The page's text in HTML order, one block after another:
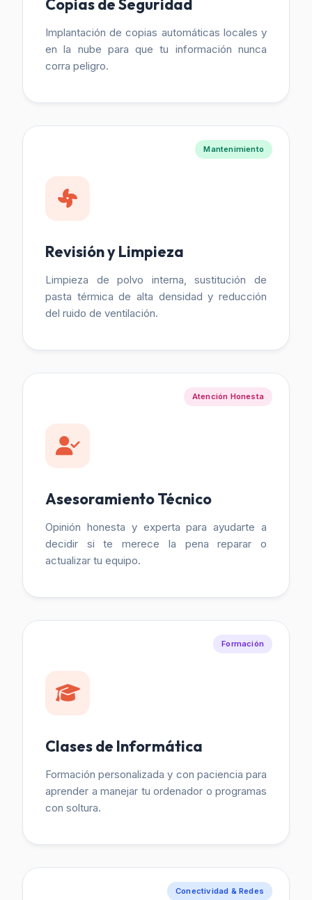
Copias de Seguridad
Implantación de copias automáticas locales y
en la nube para que tu información nunca
corra peligro.
Mantenimiento
Revisión y Limpieza
Limpieza de polvo interna, sustitución de
pasta térmica de alta densidad y reducción
del ruido de ventilación.
Atención Honesta
Asesoramiento Técnico
Opinión honesta y experta para ayudarte a
decidir si te merece la pena reparar o
actualizar tu equipo.
Formación
Clases de Informática
Formación personalizada y con paciencia para
aprender a manejar tu ordenador o programas
con soltura.
Conectividad & Redes